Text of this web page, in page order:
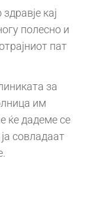
кај
полесно и
пат
за
им
ќе дадеме се
совладаат